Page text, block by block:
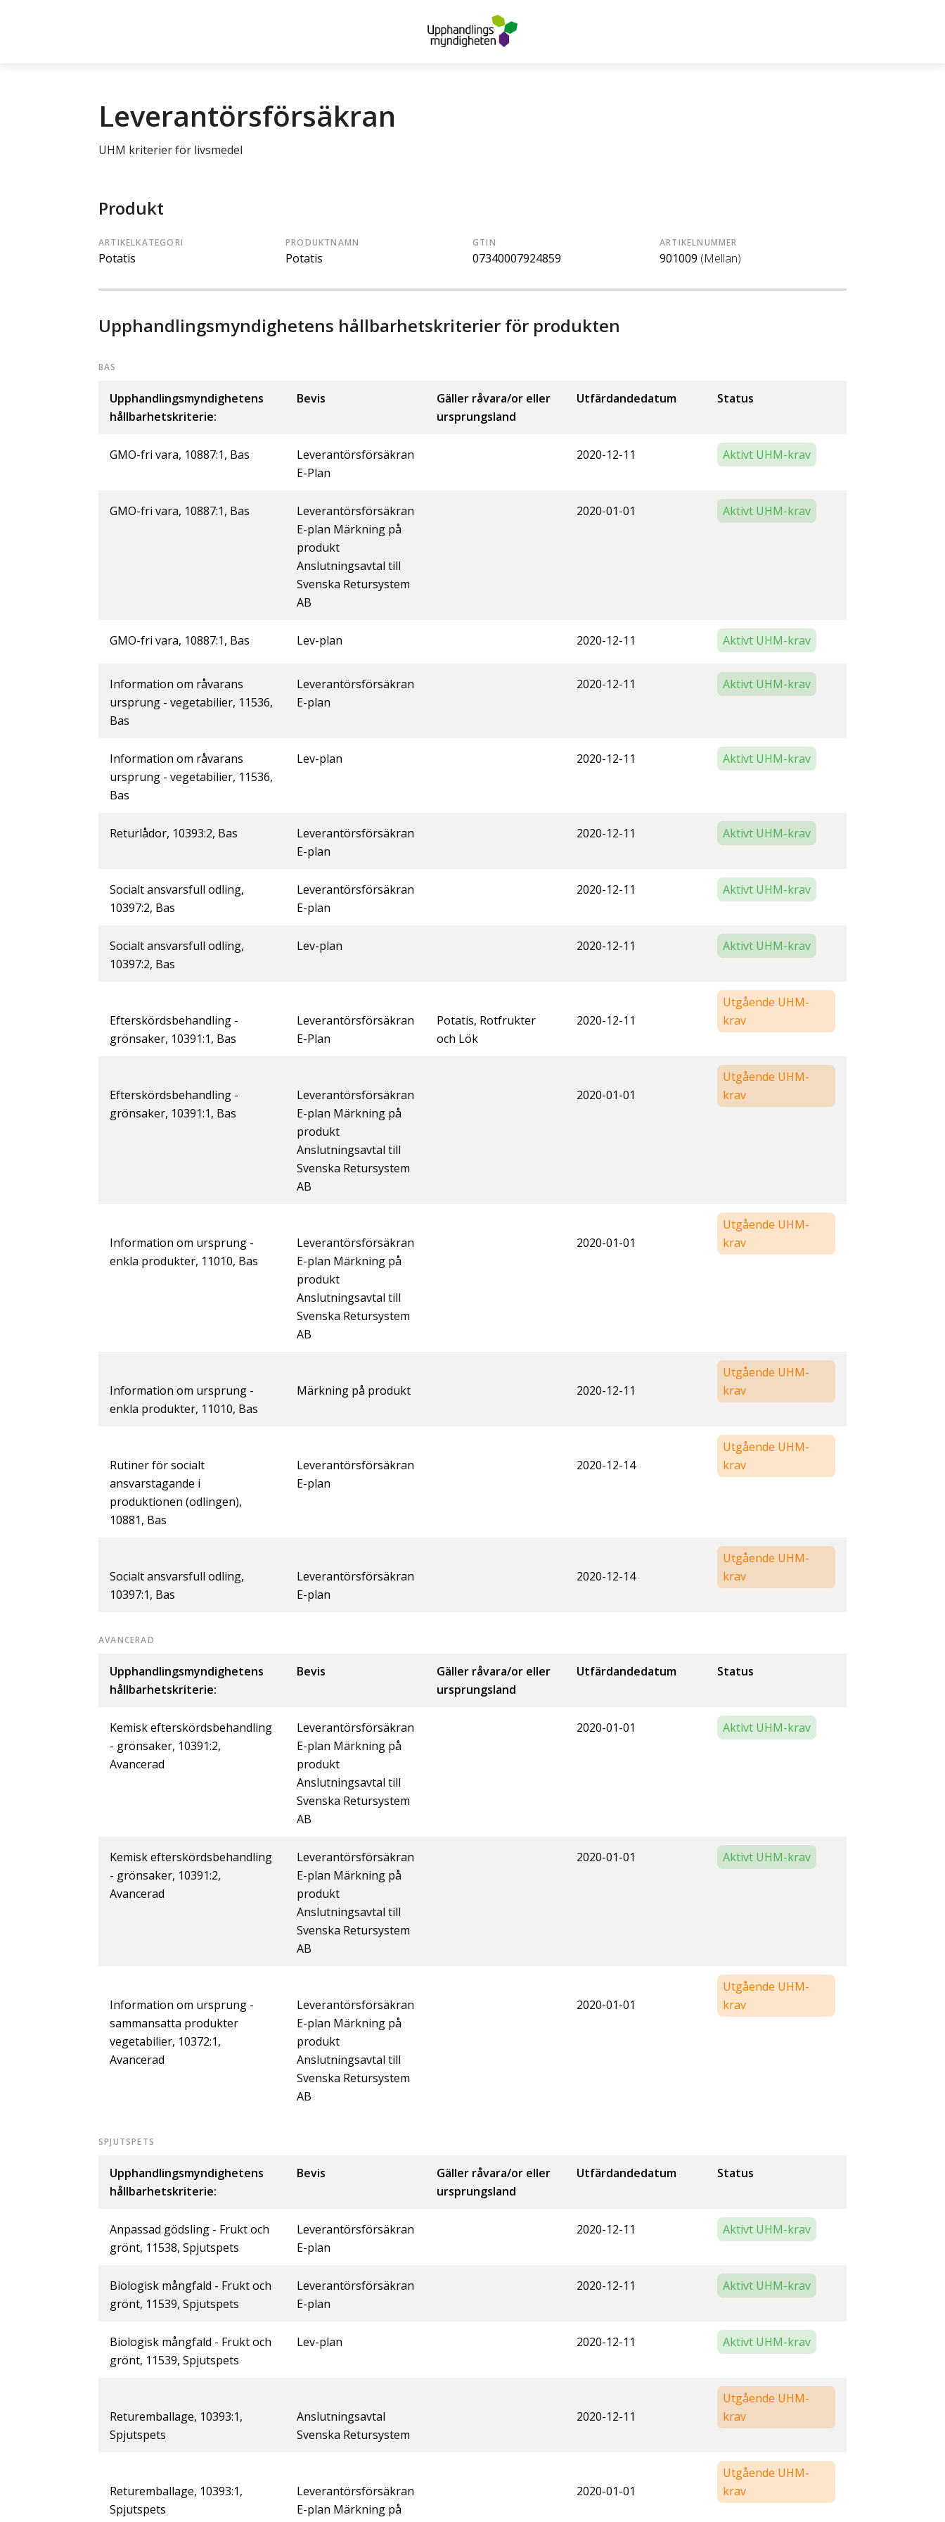
Leverantörsförsäkran
UHM kriterier för livsmedel
Produkt
ARTIKELKATEGORI
Potatis
PRODUKTNAMN
Potatis
GTIN
07340007924859
ARTIKELNUMMER
901009 (Mellan)
Upphandlingsmyndighetens hållbarhetskriterier för produkten
BAS
Upphandlingsmyndighetens
hållbarhetskriterie:
Bevis
Gäller råvara/or eller
ursprungsland
Utfärdandedatum Status
GMO-fri vara, 10887:1, Bas
Leverantörsförsäkran
E-Plan
2020-12-11 Aktivt UHM-krav
GMO-fri vara, 10887:1, Bas
Leverantörsförsäkran
E-plan Märkning på
produkt
Anslutningsavtal till
Svenska Retursystem
AB
2020-01-01 Aktivt UHM-krav
GMO-fri vara, 10887:1, Bas Lev-plan 2020-12-11 Aktivt UHM-krav
Information om råvarans
ursprung - vegetabilier, 11536,
Bas
Leverantörsförsäkran
E-plan
2020-12-11 Aktivt UHM-krav
Information om råvarans
ursprung - vegetabilier, 11536,
Bas
Lev-plan 2020-12-11 Aktivt UHM-krav
Returlådor, 10393:2, Bas
Leverantörsförsäkran
E-plan
2020-12-11 Aktivt UHM-krav
Socialt ansvarsfull odling,
10397:2, Bas
Leverantörsförsäkran
E-plan
2020-12-11 Aktivt UHM-krav
Socialt ansvarsfull odling,
10397:2, Bas
Lev-plan 2020-12-11 Aktivt UHM-krav
Efterskördsbehandling -
grönsaker, 10391:1, Bas
Leverantörsförsäkran
E-Plan
Potatis, Rotfrukter
och Lök
2020-12-11
Utgående UHM-
krav
Efterskördsbehandling -
grönsaker, 10391:1, Bas
Leverantörsförsäkran
E-plan Märkning på
produkt
Anslutningsavtal till
Svenska Retursystem
AB
2020-01-01
Utgående UHM-
krav
Information om ursprung -
enkla produkter, 11010, Bas
Leverantörsförsäkran
E-plan Märkning på
produkt
Anslutningsavtal till
Svenska Retursystem
AB
2020-01-01
Utgående UHM-
krav
Information om ursprung -
enkla produkter, 11010, Bas
Märkning på produkt 2020-12-11
Utgående UHM-
krav
Rutiner för socialt
ansvarstagande i
produktionen (odlingen),
10881, Bas
Leverantörsförsäkran
E-plan
2020-12-14
Utgående UHM-
krav
Socialt ansvarsfull odling,
10397:1, Bas
Leverantörsförsäkran
E-plan
2020-12-14
Utgående UHM-
krav
AVANCERAD
Upphandlingsmyndighetens
hållbarhetskriterie:
Bevis
Gäller råvara/or eller
ursprungsland
Utfärdandedatum Status
Kemisk efterskördsbehandling
- grönsaker, 10391:2,
Avancerad
Leverantörsförsäkran
E-plan Märkning på
produkt
Anslutningsavtal till
Svenska Retursystem
AB
2020-01-01 Aktivt UHM-krav
Kemisk efterskördsbehandling
- grönsaker, 10391:2,
Avancerad
Leverantörsförsäkran
E-plan Märkning på
produkt
Anslutningsavtal till
Svenska Retursystem
AB
2020-01-01 Aktivt UHM-krav
Information om ursprung -
sammansatta produkter
vegetabilier, 10372:1,
Avancerad
Leverantörsförsäkran
E-plan Märkning på
produkt
Anslutningsavtal till
Svenska Retursystem
AB
2020-01-01
Utgående UHM-
krav
SPJUTSPETS
Upphandlingsmyndighetens
hållbarhetskriterie:
Bevis
Gäller råvara/or eller
ursprungsland
Utfärdandedatum Status
Anpassad gödsling - Frukt och
grönt, 11538, Spjutspets
Leverantörsförsäkran
E-plan
2020-12-11 Aktivt UHM-krav
Biologisk mångfald - Frukt och
grönt, 11539, Spjutspets
Leverantörsförsäkran
E-plan
2020-12-11 Aktivt UHM-krav
Biologisk mångfald - Frukt och
grönt, 11539, Spjutspets
Lev-plan 2020-12-11 Aktivt UHM-krav
Returemballage, 10393:1,
Spjutspets
Anslutningsavtal
Svenska Retursystem
2020-12-11
Utgående UHM-
krav
Returemballage, 10393:1,
Spjutspets
Leverantörsförsäkran
E-plan Märkning på
2020-01-01
Utgående UHM-
krav